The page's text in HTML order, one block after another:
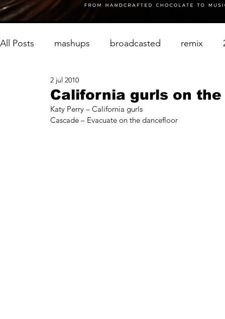
All Posts mashups broadcasted remix
California gurls on
2 jul 2010
Katy Perry – California gurls
Cascade – Evacuate on the dancefloor